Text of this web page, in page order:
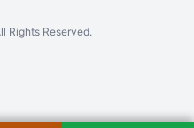
Rights Reserved.